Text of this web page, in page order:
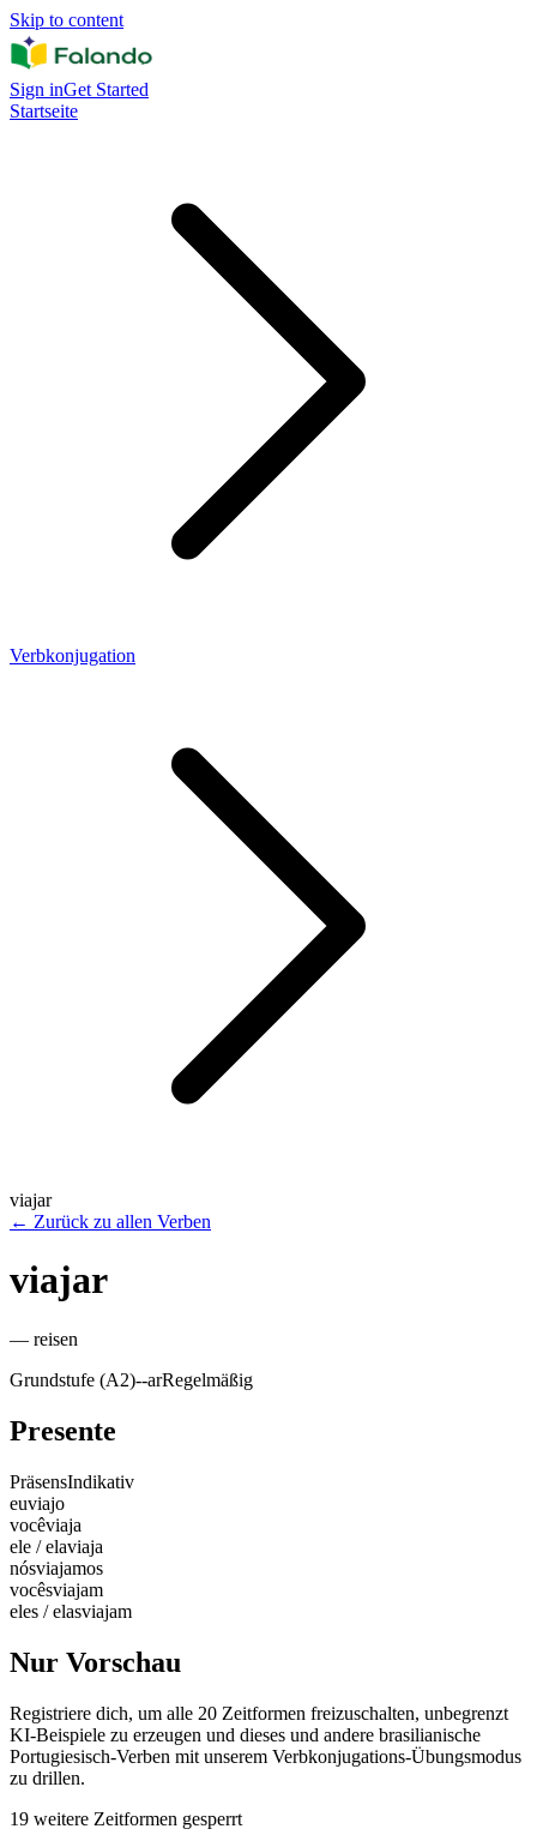
Skip to content
Sign inGet Started
Startseite
Verbkonjugation
viajar
← Zurück zu allen Verben
viajar
— reisen
Grundstufe (A2)--arRegelmäßig
Presente
PräsensIndikativ
euviajo
vocêviaja
ele / elaviaja
nósviajamos
vocêsviajam
eles / elasviajam
Nur Vorschau
Registriere dich, um alle 20 Zeitformen freizuschalten, unbegrenzt
KI-Beispiele zu erzeugen und dieses und andere brasilianische
Portugiesisch-Verben mit unserem Verbkonjugations-Übungsmodus
zu drillen.
19 weitere Zeitformen gesperrt